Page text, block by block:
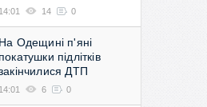
14:01 14 0
На Одещині п'яні
покатушки підлітків
ДТП
14:01 6 0